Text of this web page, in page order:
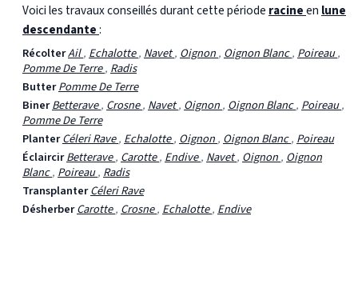
Voici les travaux conseillés durant cette période racineen lune
descendante:
RécolterAil, Echalotte, Navet, Oignon, Oignon Blanc, Poireau,
Pomme De Terre, Radis
ButterPomme De Terre
BinerBetterave, Crosne, Navet, Oignon, Oignon Blanc, Poireau,
Pomme De Terre
PlanterCéleri Rave, Echalotte, Oignon, Oignon Blanc, Poireau
ÉclaircirBetterave, Carotte, Endive, Navet, Oignon, Oignon
Blanc, Poireau, Radis
TransplanterCéleri Rave
DésherberCarotte, Crosne, Echalotte, Endive